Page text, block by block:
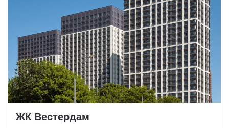
ЖК Вестердам